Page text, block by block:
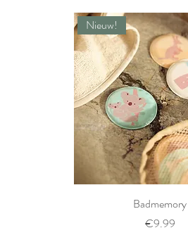
Nieuw!
Badmemory
Prijs
€9.99